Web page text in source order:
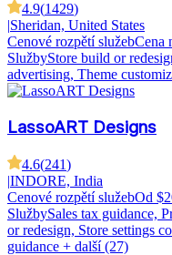
4.9(1429)
|Sheridan, United States
Cenové rozpětí služebCena
SlužbyStore build or
advertising, Theme
LassoART Designs
4.6(241)
|INDORE, India
Cenové rozpětí služebOd
SlužbySales tax guidance,
or redesign, Store settings
guidance + další (27)